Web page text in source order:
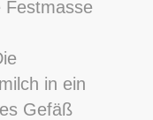
Festmasse
in ein
Gefäß